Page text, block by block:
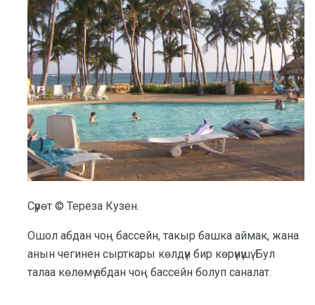
Сүрөт © Тереза ​​Кузен.
Ошол абдан чоң бассейн, такыр башка аймак, жана
анын чегинен сырткары көлдүн бир көрүнүшү. Бул
талаа көлөмү абдан чоң бассейн болуп саналат.